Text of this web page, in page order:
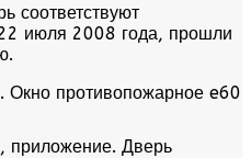
соответствуют
июля 2008 года, прошли